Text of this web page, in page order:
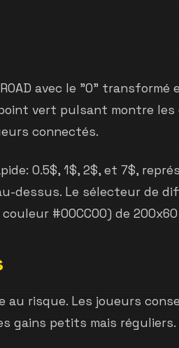
avec le "O"
vert pulsant montre les
connectés.
0.5$, 1$, 2$, et 7$,
dessus. Le sélecteur de
#00CC00) de
au risque. Les joueurs
gains petits mais